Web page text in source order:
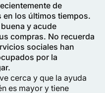
de
los últimos tiempos.
y acude
compras. No recuerda
sociales han
por la
cerca y que la ayuda
es mayor y tiene